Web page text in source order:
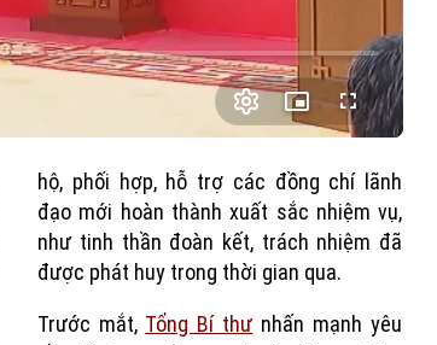
Picture-
in-
Fullscreen
hộ, phối hợp, hỗ trợ các đồng chí lãnh
đạo mới hoàn thành xuất sắc nhiệm vụ,
như tinh thần đoàn kết, trách nhiệm đã
được phát huy trong thời gian qua.
Trước mắt, Tổng Bí thư nhấn mạnh yêu